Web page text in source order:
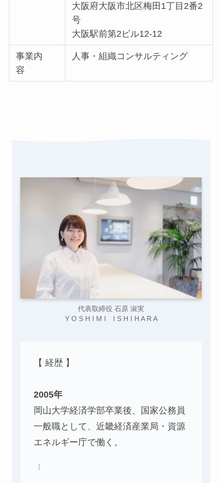
大阪府大阪市北区梅田1丁目2番2
号
大阪駅前第2ビル12-12
事業内
容
人事・組織コンサルティング
代表取締役 石原 淑実
Y O S H I M I I S H I H A R A
【 経歴 】
2005年
岡山大学経済学部卒業後、国家公務員
一般職として、近畿経済産業局・資源
エネルギー庁で働く。